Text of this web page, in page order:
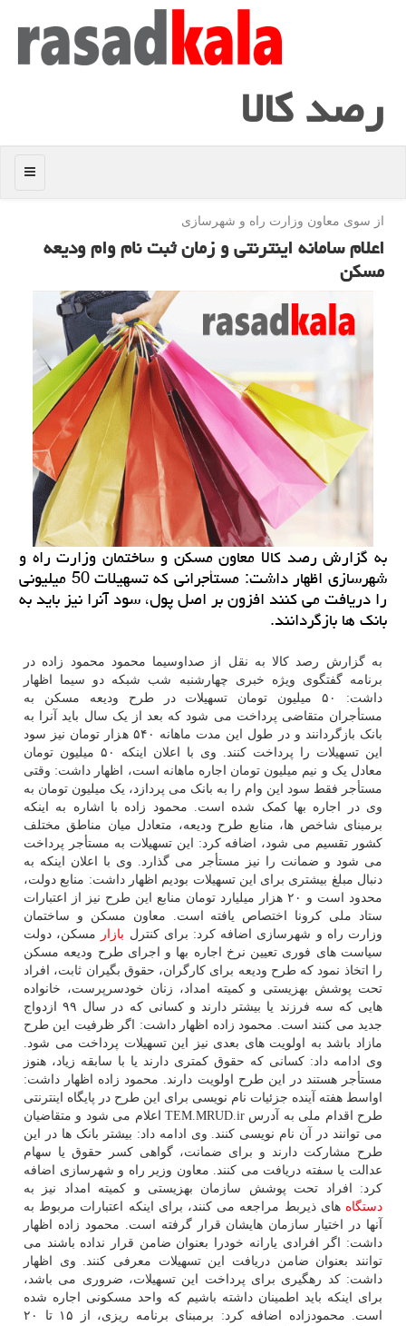
رصد كالا
منو
از سوی معاون وزارت راه و شهرسازی
اعلام سامانه اینترنتی و زمان ثبت نام وام ودیعه
مسكن
به گزارش رصد كالا معاون مسكن و ساختمان وزارت راه و
شهرسازی اظهار داشت: مستأجرانی كه تسهیلات 50 میلیونی
را دریافت می كنند افزون بر اصل پول، سود آنرا نیز باید به
بانك ها بازگردانند.
به گزارش رصد کالا به نقل از صداوسیما محمود محمود زاده در
برنامه گفتگوی ویژه خبری چهارشنبه شب شبکه دو سیما اظهار
داشت: ۵۰ میلیون تومان تسهیلات در طرح ودیعه مسکن به
مستأجران متقاضی پرداخت می شود که بعد از یک سال باید آنرا به
بانک بازگردانند و در طول این مدت ماهانه ۵۴۰ هزار تومان نیز سود
این تسهیلات را پرداخت کنند. وی با اعلان اینکه ۵۰ میلیون تومان
معادل یک و نیم میلیون تومان اجاره ماهانه است، اظهار داشت: وقتی
مستأجر فقط سود این وام را به بانک می پردازد، یک میلیون تومان به
وی در اجاره بها کمک شده است. محمود زاده با اشاره به اینکه
برمبنای شاخص ها، منابع طرح ودیعه، متعادل میان مناطق مختلف
کشور تقسیم می شود، اضافه کرد: این تسهیلات به مستأجر پرداخت
می شود و ضمانت را نیز مستأجر می گذارد. وی با اعلان اینکه به
دنبال مبلغ بیشتری برای این تسهیلات بودیم اظهار داشت: منابع دولت،
محدود است و ۲۰ هزار میلیارد تومان منابع این طرح نیز از اعتبارات
ستاد ملی کرونا اختصاص یافته است. معاون مسکن و ساختمان
وزارت راه و شهرسازی اضافه کرد: برای کنترل بازار
مسکن، دولت
سیاست های فوری تعیین نرخ اجاره بها و اجرای طرح ودیعه مسکن
را اتخاذ نمود که طرح ودیعه برای کارگران، حقوق بگیران ثابت، افراد
تحت پوشش بهزیستی و کمیته امداد، زنان خودسرپرست، خانواده
هایی که سه فرزند یا بیشتر دارند و کسانی که در سال ۹۹ ازدواج
جدید می کنند است. محمود زاده اظهار داشت: اگر ظرفیت این طرح
مازاد باشد به اولویت های بعدی نیز این تسهیلات پرداخت می شود.
وی ادامه داد: کسانی که حقوق کمتری دارند یا با سابقه زیاد، هنوز
مستأجر هستند در این طرح اولویت دارند. محمود زاده اظهار داشت:
اواسط هفته آینده جزئیات نام نویسی برای این طرح در پایگاه اینترنتی
طرح اقدام ملی به آدرس TEM.MRUD.ir اعلام می شود و متقاضیان
می توانند در آن نام نویسی کنند. وی ادامه داد: بیشتر بانک ها در این
طرح مشارکت دارند و برای ضمانت، گواهی کسر حقوق یا سهام
عدالت یا سفته دریافت می کنند. معاون وزیر راه و شهرسازی اضافه
کرد: افراد تحت پوشش سازمان بهزیستی و کمیته امداد نیز به
دستگاه های ذیربط مراجعه می کنند، برای اینکه اعتبارات مربوط به
آنها در اختیار سازمان هایشان قرار گرفته است. محمود زاده اظهار
داشت: اگر افرادی یارانه خودرا بعنوان ضامن قرار نداده باشند می
توانند بعنوان ضامن دریافت این تسهیلات معرفی کنند. وی اظهار
داشت: کد رهگیری برای پرداخت این تسهیلات، ضروری می باشد،
برای اینکه باید اطمینان داشته باشیم که واحد مسکونی اجاره شده
است. محمودزاده اضافه کرد: برمبنای برنامه ریزی، از ۱۵ تا ۲۰